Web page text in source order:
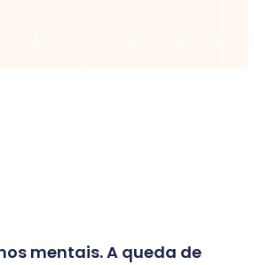
mentais. A queda de